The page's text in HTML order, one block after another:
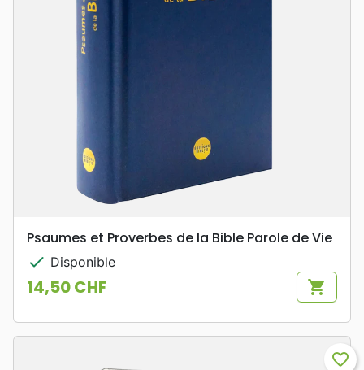
Psaumes et Proverbes de la Bible Parole de Vie
check Disponible
Prix
14,50 CHF shopping_cart
favorite_border